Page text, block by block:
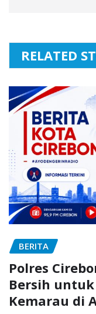
RELATED
BERITA
Polres
Bersih
Kemarau di